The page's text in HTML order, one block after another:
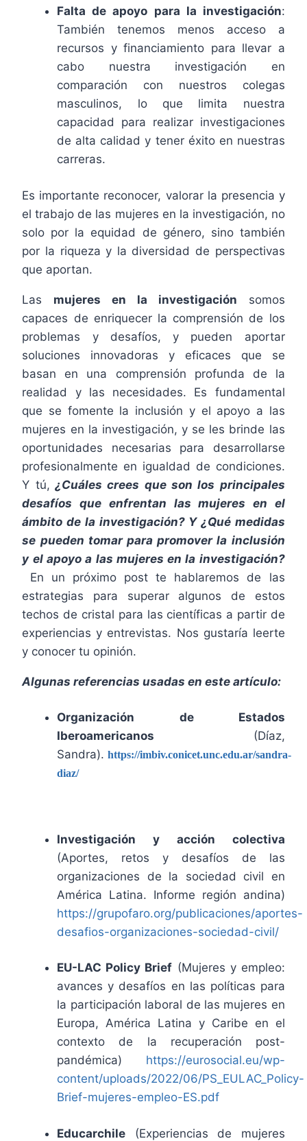
Falta de apoyo para la investigación:
También tenemos menos acceso a
recursos y financiamiento para llevar a
cabo nuestra investigación en
comparación con nuestros colegas
masculinos, lo que limita nuestra
capacidad para realizar investigaciones
de alta calidad y tener éxito en nuestras
carreras.
Es importante reconocer, valorar la presencia y
el trabajo de las mujeres en la investigación, no
solo por la equidad de género, sino también
por la riqueza y la diversidad de perspectivas
que aportan.
Las mujeres en la investigación somos
capaces de enriquecer la comprensión de los
problemas y desafíos, y pueden aportar
soluciones innovadoras y eficaces que se
basan en una comprensión profunda de la
realidad y las necesidades. Es fundamental
que se fomente la inclusión y el apoyo a las
mujeres en la investigación, y se les brinde las
oportunidades necesarias para desarrollarse
profesionalmente en igualdad de condiciones.
Y tú, ¿Cuáles crees que son los principales
desafíos que enfrentan las mujeres en el
ámbito de la investigación? Y ¿Qué medidas
se pueden tomar para promover la inclusión
y el apoyo a las mujeres en la investigación?
En un próximo post te hablaremos de las
estrategias para superar algunos de estos
techos de cristal para las científicas a partir de
experiencias y entrevistas. Nos gustaría leerte
y conocer tu opinión.
Algunas referencias usadas en este artículo:
Organización de Estados
Iberoamericanos (Díaz,
Sandra).https://imbiv.conicet.unc.edu.ar/sandra-
diaz/
Investigación y acción colectiva
(Aportes, retos y desafíos de las
organizaciones de la sociedad civil en
América Latina. Informe región andina)
https://grupofaro.org/publicaciones/aportes-
desafios-organizaciones-sociedad-civil/
EU-LAC Policy Brief (Mujeres y empleo:
avances y desafíos en las políticas para
la participación laboral de las mujeres en
Europa, América Latina y Caribe en el
contexto de la recuperación post-
pandémica) https://eurosocial.eu/wp-
content/uploads/2022/06/PS_EULAC_Policy-
Brief-mujeres-empleo-ES.pdf
Educarchile (Experiencias de mujeres